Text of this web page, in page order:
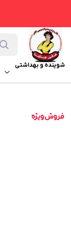
شوینده و بهداشتی